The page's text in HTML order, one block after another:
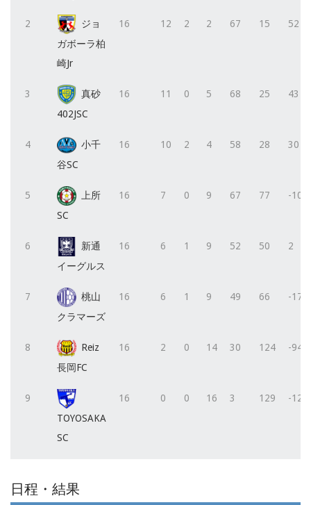
2
ジョ
ガボーラ柏
崎Jr
16 12 2 2 67 15 52
3
真砂
402JSC
16 11 0 5 68 25 43
4
小千
谷SC
16 10 2 4 58 28 30
5
上所
SC
16 7 0 9 67 77 -10
6
新通
イーグルス
16 6 1 9 52 50 2
7
桃山
クラマーズ
16 6 1 9 49 66 -17
8
Reiz
長岡FC
16 2 0 14 30 124 -94
9
TOYOSAKA
SC
16 0 0 16 3 129 -126
日程・結果